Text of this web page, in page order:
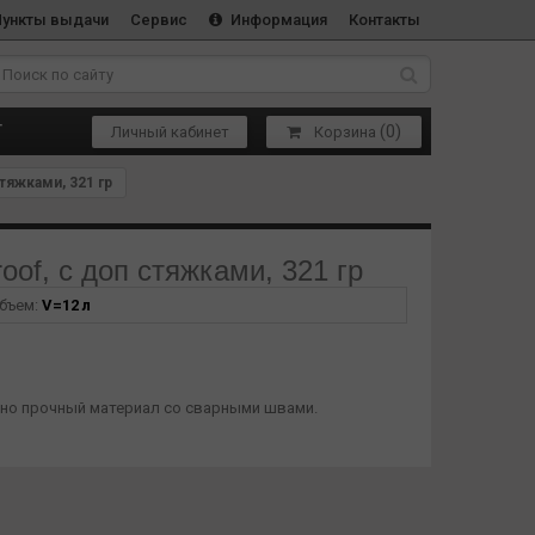
выдачи Сервис Информация Контакты
Личный кабинет Корзина (0)
321 гр
с доп стяжками, 321 гр
V=12 л
прочный материал со сварными швами.